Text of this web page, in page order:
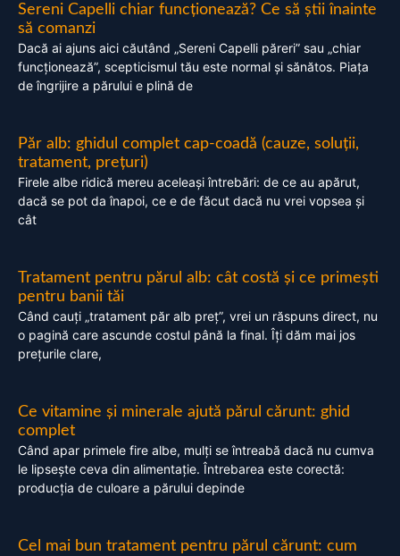
Sereni Capelli chiar funcționează? Ce să știi înainte
să comanzi
Dacă ai ajuns aici căutând „Sereni Capelli păreri” sau „chiar
funcționează”, scepticismul tău este normal și sănătos. Piața
de îngrijire a părului e plină de
Păr alb: ghidul complet cap-coadă (cauze, soluții,
tratament, prețuri)
Firele albe ridică mereu aceleași întrebări: de ce au apărut,
dacă se pot da înapoi, ce e de făcut dacă nu vrei vopsea și
cât
Tratament pentru părul alb: cât costă și ce primești
pentru banii tăi
Când cauți „tratament păr alb preț”, vrei un răspuns direct, nu
o pagină care ascunde costul până la final. Îți dăm mai jos
prețurile clare,
Ce vitamine și minerale ajută părul cărunt: ghid
complet
Când apar primele fire albe, mulți se întreabă dacă nu cumva
le lipsește ceva din alimentație. Întrebarea este corectă:
producția de culoare a părului depinde
Cel mai bun tratament pentru părul cărunt: cum